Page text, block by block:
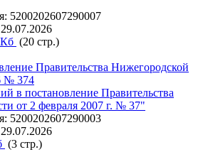
5200202607290007
29.07.2026
(20 стр.)
Правительства Нижегородской
№ 374
в постановление Правительства
от 2 февраля 2007 г. № 37"
5200202607290003
29.07.2026
(3 стр.)